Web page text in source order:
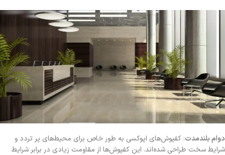
دوام بلندمدت: کفپوش‌های اپوکسی به طور خاص برای محیط‌های پر تردد و
شرایط سخت طراحی شده‌اند. این کفپوش‌ها از مقاومت زیادی در برابر شرایط